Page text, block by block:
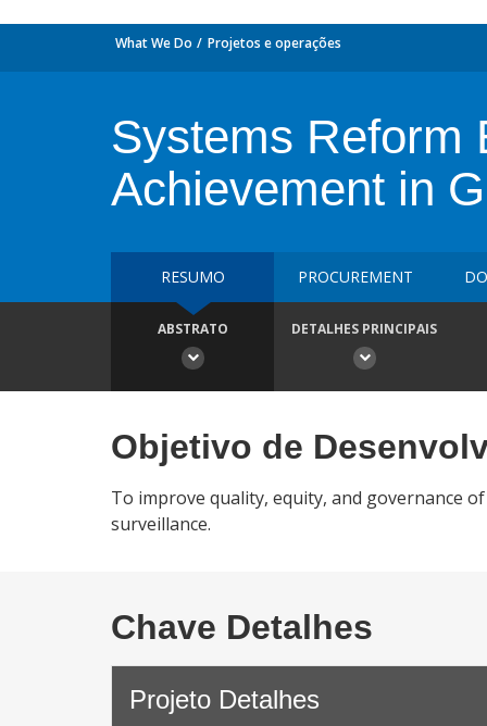
What We Do Projetos e operações
Systems Reform
Achievement in
RESUMO PROCUREMENT
ABSTRATO DETALHES PRINCIPAIS
Objetivo de
To improve quality, equity, and governance
surveillance.
Chave Detalhes
Projeto Detalhes